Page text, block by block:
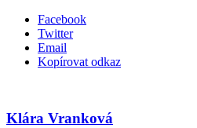
Facebook
Twitter
Email
Kopírovat odkaz
Klára Vranková